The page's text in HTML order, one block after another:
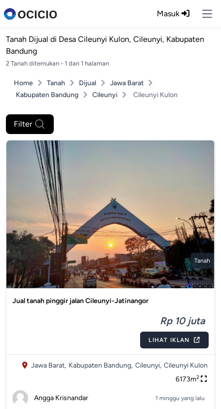
Masuk
Tanah Dijual di Desa Cileunyi Kulon, Cileunyi, Kabupaten
Bandung
2 Tanah ditemukan - 1 dari 1 halaman
Home Tanah Dijual
Jawa Barat
Kabupaten Bandung
Cileunyi Cileunyi Kulon
Filter
Tanah
Jual tanah pinggir jalan Cileunyi-Jatinangor
Rp 10 juta
LIHAT IKLAN
Jawa Barat, Kabupaten Bandung, Cileunyi, Cileunyi Kulon
6173m2
Angga Krisnandar 1 minggu yang lalu